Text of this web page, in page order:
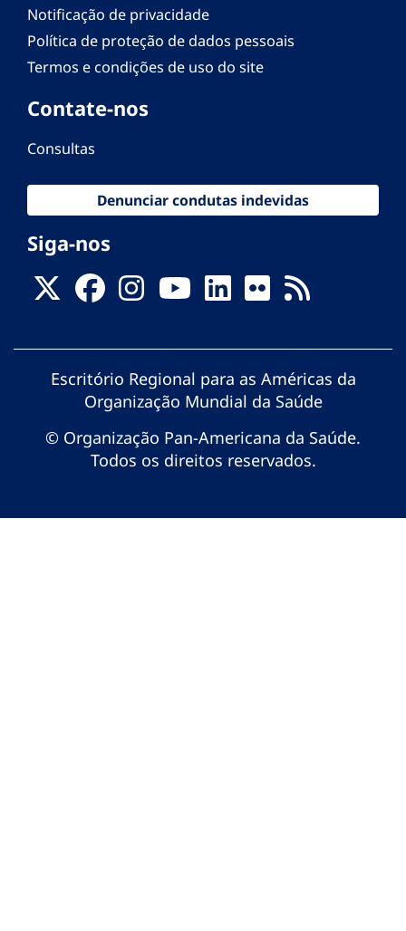
Notificação de privacidade
Política de proteção de dados pessoais
Termos e condições de uso do site
Contate-nos
Consultas
Denunciar condutas indevidas
Siga-nos
Escritório Regional para as Américas da
Organização Mundial da Saúde
© Organização Pan-Americana da Saúde.
Todos os direitos reservados.